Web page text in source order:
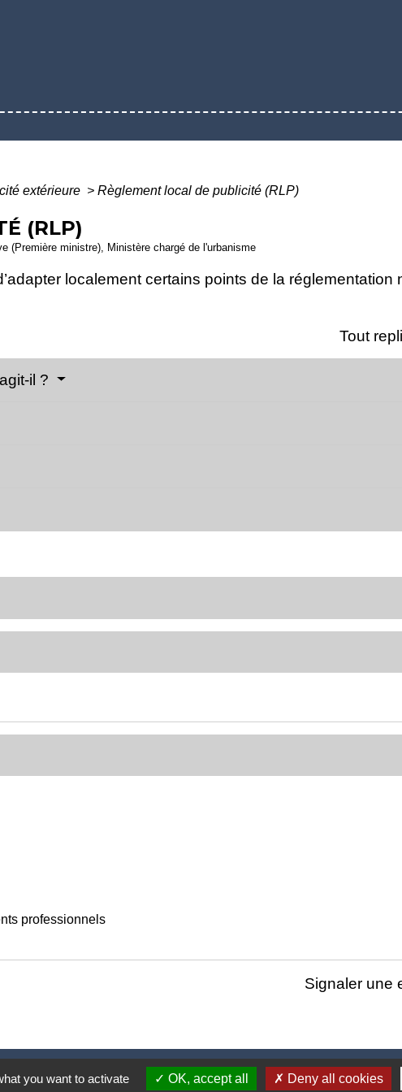
extérieure > Règlement local de publicité (RLP)
(RLP)
(Première ministre), Ministère chargé de l'urbanisme
localement certains points de la réglementation
Tout
il ?
professionnels
Signaler une
Nous contacter
you want to activate OK, accept all Deny all cookies